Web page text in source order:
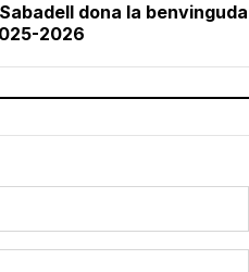
dona la benvinguda
2026